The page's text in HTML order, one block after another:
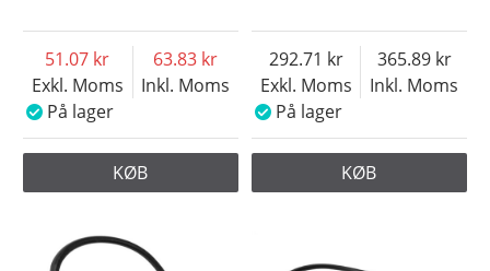
Exkl. Moms
51.07
Inkl. Moms
63.83
På lager
KØB
Exkl. Moms
292.71
Inkl. Moms
365.89
På lager
KØB